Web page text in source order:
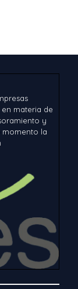
en materia de
y
la